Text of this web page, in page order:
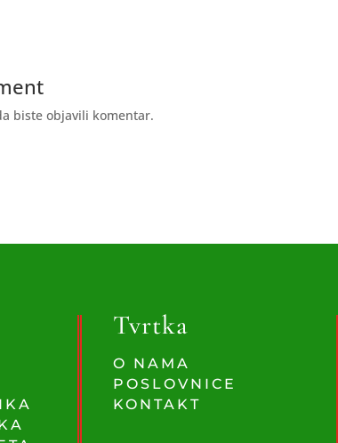
biste objavili komentar.
Tvrtka
O NAMA
POSLOVNICE
KONTAKT